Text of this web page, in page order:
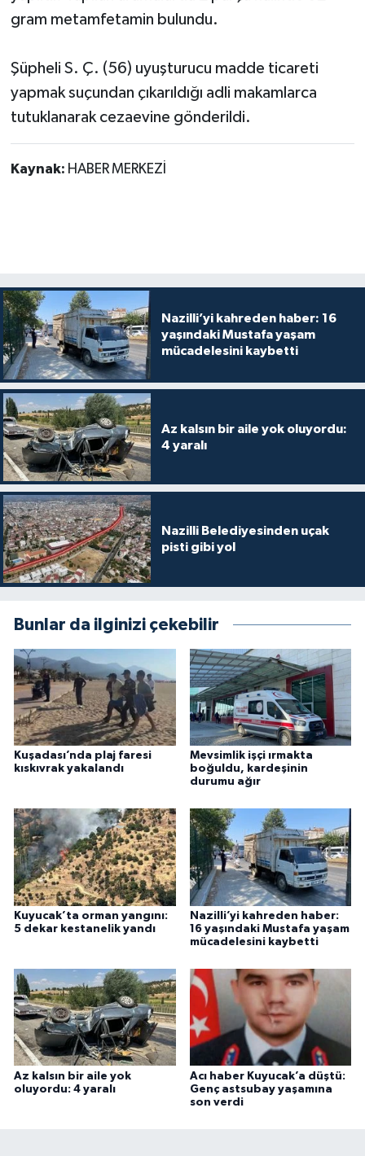
gram metamfetamin bulundu.
Şüpheli S. Ç. (56) uyuşturucu madde ticareti
yapmak suçundan çıkarıldığı adli makamlarca
tutuklanarak cezaevine gönderildi.
Kaynak: HABER MERKEZİ
Nazilli’yi kahreden haber: 16
yaşındaki Mustafa yaşam
mücadelesini kaybetti
Az kalsın bir aile yok oluyordu:
4 yaralı
Nazilli Belediyesinden uçak
pisti gibi yol
Bunlar da ilginizi çekebilir
Kuşadası’nda plaj faresi
kıskıvrak yakalandı
Mevsimlik işçi ırmakta
boğuldu, kardeşinin
durumu ağır
Kuyucak’ta orman yangını:
5 dekar kestanelik yandı
Nazilli’yi kahreden haber:
16 yaşındaki Mustafa yaşam
mücadelesini kaybetti
Az kalsın bir aile yok
oluyordu: 4 yaralı
Acı haber Kuyucak’a düştü:
Genç astsubay yaşamına
son verdi